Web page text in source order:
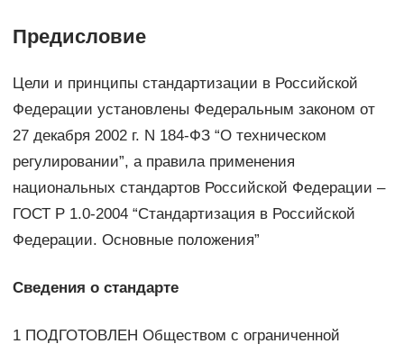
Предисловие
Цели и принципы стандартизации в Российской
Федерации установлены Федеральным законом от
27 декабря 2002 г. N 184-ФЗ “О техническом
регулировании”, а правила применения
национальных стандартов Российской Федерации –
ГОСТ Р 1.0-2004 “Стандартизация в Российской
Федерации. Основные положения”
Сведения о стандарте
1 ПОДГОТОВЛЕН Обществом с ограниченной